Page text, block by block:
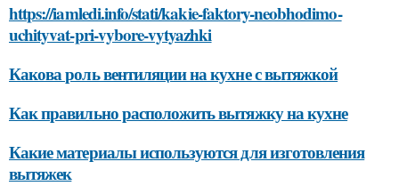
https://iamledi.info/stati/kakie-faktory-neobhodimo-
uchityvat-pri-vybore-vytyazhki
Какова роль вентиляции на кухне с вытяжкой
Как правильно расположить вытяжку на кухне
Какие материалы используются для изготовления
вытяжек